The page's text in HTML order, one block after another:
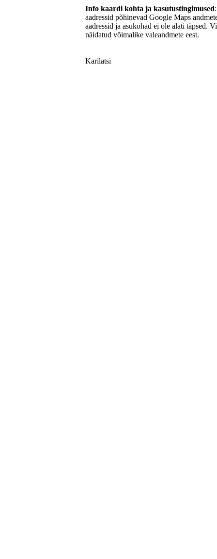
Info kaardi kohta ja kasutustingimused
aadressid põhinevad Google Maps
aadressid ja asukohad ei ole alati täpsed.
näidatud võimalike valeandmete eest.
Karilatsi